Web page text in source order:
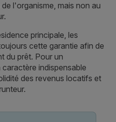
l'organisme, mais non au
principale, les
cette garantie afin de
du prêt. Pour un
indispensable
des revenus locatifs et